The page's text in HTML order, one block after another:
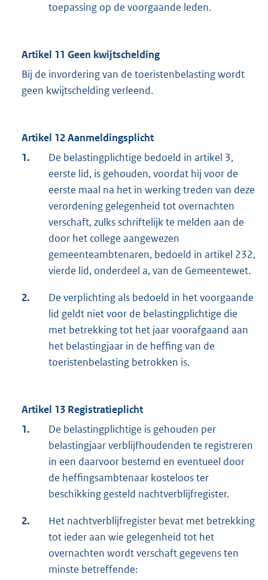
toepassing op de voorgaande leden.
Artikel 11 Geen kwijtschelding
Bij de invordering van de toeristenbelasting wordt
geen kwijtschelding verleend.
Artikel 12 Aanmeldingsplicht
1.
De belastingplichtige bedoeld in artikel 3,
eerste lid, is gehouden, voordat hij voor de
eerste maal na het in werking treden van deze
verordening gelegenheid tot overnachten
verschaft, zulks schriftelijk te melden aan de
door het college aangewezen
gemeenteambtenaren, bedoeld in artikel 232,
vierde lid, onderdeel a, van de Gemeentewet.
2.
De verplichting als bedoeld in het voorgaande
lid geldt niet voor de belastingplichtige die
met betrekking tot het jaar voorafgaand aan
het belastingjaar in de heffing van de
toeristenbelasting betrokken is.
Artikel 13 Registratieplicht
1.
De belastingplichtige is gehouden per
belastingjaar verblijfhoudenden te registreren
in een daarvoor bestemd en eventueel door
de heffingsambtenaar kosteloos ter
beschikking gesteld nachtverblijfregister.
2.
Het nachtverblijfregister bevat met betrekking
tot ieder aan wie gelegenheid tot het
overnachten wordt verschaft gegevens ten
minste betreffende: